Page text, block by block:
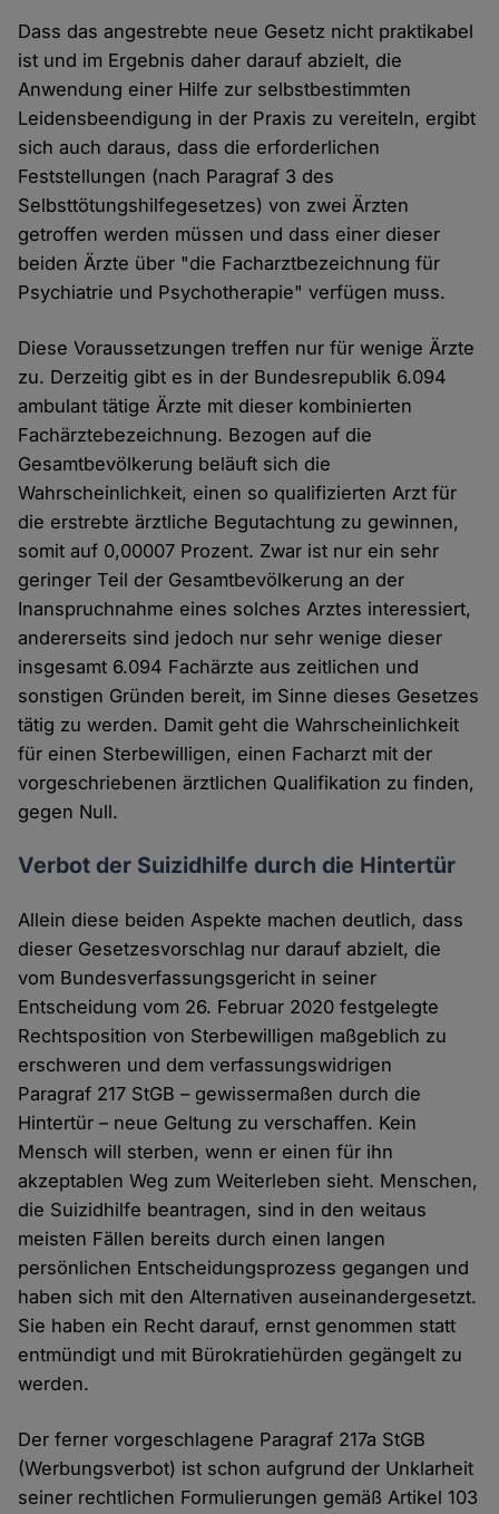
Dass das angestrebte neue Gesetz nicht praktikabel
ist und im Ergebnis daher darauf abzielt, die
Anwendung einer Hilfe zur selbstbestimmten
Leidensbeendigung in der Praxis zu vereiteln, ergibt
sich auch daraus, dass die erforderlichen
Feststellungen (nach Paragraf 3 des
Selbsttötungshilfegesetzes) von zwei Ärzten
getroffen werden müssen und dass einer dieser
beiden Ärzte über "die Facharztbezeichnung für
Psychiatrie und Psychotherapie" verfügen muss.
Diese Voraussetzungen treffen nur für wenige Ärzte
zu. Derzeitig gibt es in der Bundesrepublik 6.094
ambulant tätige Ärzte mit dieser kombinierten
Fachärztebezeichnung. Bezogen auf die
Gesamtbevölkerung beläuft sich die
Wahrscheinlichkeit, einen so qualifizierten Arzt für
die erstrebte ärztliche Begutachtung zu gewinnen,
somit auf 0,00007 Prozent. Zwar ist nur ein sehr
geringer Teil der Gesamtbevölkerung an der
Inanspruchnahme eines solches Arztes interessiert,
andererseits sind jedoch nur sehr wenige dieser
insgesamt 6.094 Fachärzte aus zeitlichen und
sonstigen Gründen bereit, im Sinne dieses Gesetzes
tätig zu werden. Damit geht die Wahrscheinlichkeit
für einen Sterbewilligen, einen Facharzt mit der
vorgeschriebenen ärztlichen Qualifikation zu finden,
gegen Null.
Verbot der Suizidhilfe durch die Hintertür
Allein diese beiden Aspekte machen deutlich, dass
dieser Gesetzesvorschlag nur darauf abzielt, die
vom Bundesverfassungsgericht in seiner
Entscheidung vom 26. Februar 2020 festgelegte
Rechtsposition von Sterbewilligen maßgeblich zu
erschweren und dem verfassungswidrigen
Paragraf 217 StGB – gewissermaßen durch die
Hintertür – neue Geltung zu verschaffen. Kein
Mensch will sterben, wenn er einen für ihn
akzeptablen Weg zum Weiterleben sieht. Menschen,
die Suizidhilfe beantragen, sind in den weitaus
meisten Fällen bereits durch einen langen
persönlichen Entscheidungsprozess gegangen und
haben sich mit den Alternativen auseinandergesetzt.
Sie haben ein Recht darauf, ernst genommen statt
entmündigt und mit Bürokratiehürden gegängelt zu
werden.
Der ferner vorgeschlagene Paragraf 217a StGB
(Werbungsverbot) ist schon aufgrund der Unklarheit
seiner rechtlichen Formulierungen gemäß Artikel 103